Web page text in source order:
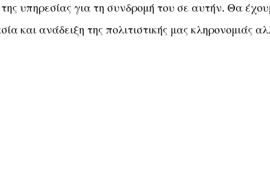
υπηρεσίας για τη συνδρομή του σε αυτήν. Θα
και ανάδειξη της πολιτιστικής μας κληρονομιάς